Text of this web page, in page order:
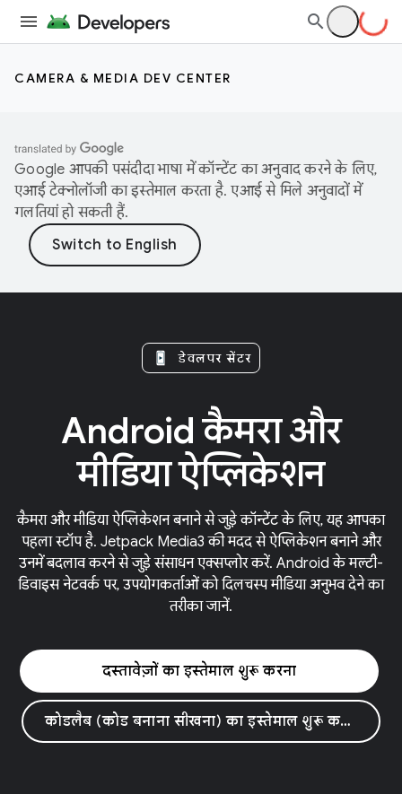
CAMERA & MEDIA DEV CENTER
Google आपकी पसंदीदा भाषा में कॉन्टेंट का अनुवाद करने के लिए,
एआई टेक्नोलॉजी का इस्तेमाल करता है. एआई से मिले अनुवादों में
गलतियां हो सकती हैं.
डेवलपर सेंटर
Android कैमरा और
मीडिया ऐप्लिकेशन
कैमरा और मीडिया ऐप्लिकेशन बनाने से जुड़े कॉन्टेंट के लिए, यह आपका
पहला स्टॉप है. Jetpack Media3 की मदद से ऐप्लिकेशन बनाने और
उनमें बदलाव करने से जुड़े संसाधन एक्सप्लोर करें. Android के मल्टी-
डिवाइस नेटवर्क पर, उपयोगकर्ताओं को दिलचस्प मीडिया अनुभव देने का
तरीका जानें.
दस्तावेज़ों का इस्तेमाल शुरू करना
कोडलैब (कोड बनाना सीखना) का इस्तेमाल शुरू करना